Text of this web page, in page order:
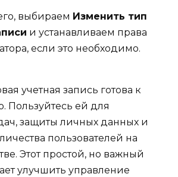
выбираем Изменить тип
и устанавливаем права
если это необходимо.
учетная запись готова к
Пользуйтесь ей для
защиты личных данных и
пользователей на
Этот простой, но важный
улучшить управление